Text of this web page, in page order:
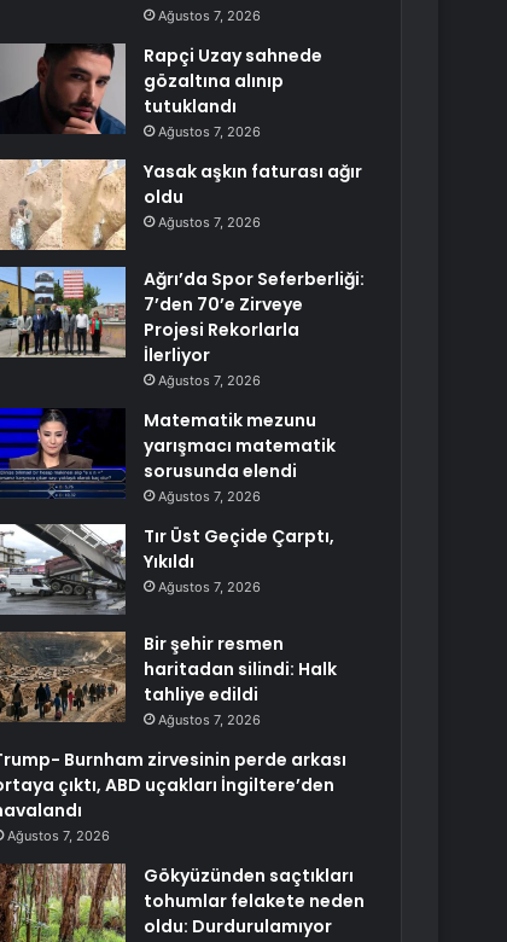
Ağustos 7, 2026
Rapçi Uzay sahnede
gözaltına alınıp
tutuklandı
Ağustos 7, 2026
Yasak aşkın faturası ağır
oldu
Ağustos 7, 2026
Ağrı’da Spor Seferberliği:
7’den 70’e Zirveye
Projesi Rekorlarla
İlerliyor
Ağustos 7, 2026
Matematik mezunu
yarışmacı matematik
sorusunda elendi
Ağustos 7, 2026
Tır Üst Geçide Çarptı,
Yıkıldı
Ağustos 7, 2026
Bir şehir resmen
haritadan silindi: Halk
tahliye edildi
Ağustos 7, 2026
Burnham zirvesinin perde arkası
çıktı, ABD uçakları İngiltere’den
Ağustos 7, 2026
Gökyüzünden saçtıkları
tohumlar felakete neden
oldu: Durdurulamıyor